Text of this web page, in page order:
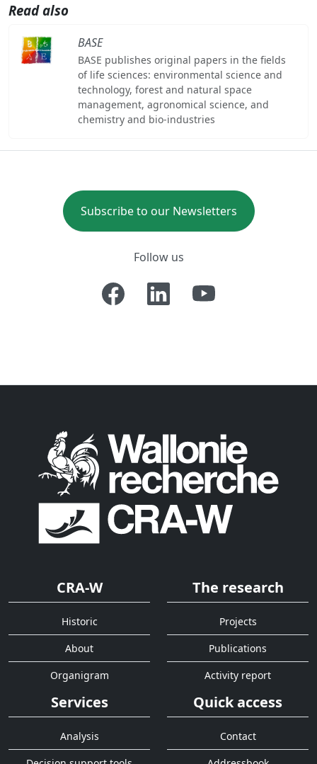
Read also
BASE
BASE publishes original papers in the fields
of life sciences: environmental science and
technology, forest and natural space
management, agronomical science, and
chemistry and bio-industries
Subscribe to our Newsletters
Follow us
CRA-W
Historic
About
Organigram
The research
Projects
Publications
Activity report
Services
Analysis
Quick access
Contact